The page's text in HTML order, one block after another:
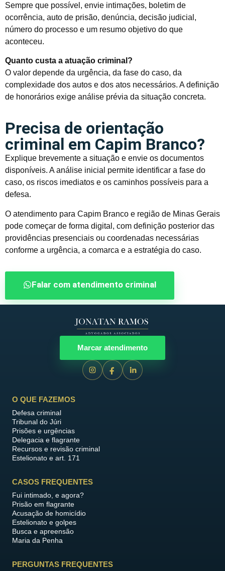
Sempre que possível, envie intimações, boletim de
ocorrência, auto de prisão, denúncia, decisão judicial,
número do processo e um resumo objetivo do que
aconteceu.
Quanto custa a atuação criminal?
O valor depende da urgência, da fase do caso, da
complexidade dos autos e dos atos necessários. A definição
de honorários exige análise prévia da situação concreta.
Precisa de orientação
criminal em Capim Branco?
Explique brevemente a situação e envie os documentos
disponíveis. A análise inicial permite identificar a fase do
caso, os riscos imediatos e os caminhos possíveis para a
defesa.
O atendimento para Capim Branco e região de Minas Gerais
pode começar de forma digital, com definição posterior das
providências presenciais ou coordenadas necessárias
conforme a urgência, a comarca e a estratégia do caso.
Falar com atendimento criminal
Marcar atendimento
O QUE FAZEMOS
Defesa criminal
Tribunal do Júri
Prisões e urgências
Delegacia e flagrante
Recursos e revisão criminal
Estelionato e art. 171
CASOS FREQUENTES
Fui intimado, e agora?
Prisão em flagrante
Acusação de homicídio
Estelionato e golpes
Busca e apreensão
Maria da Penha
PERGUNTAS FREQUENTES